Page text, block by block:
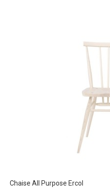
Chaise All Purpose Ercol